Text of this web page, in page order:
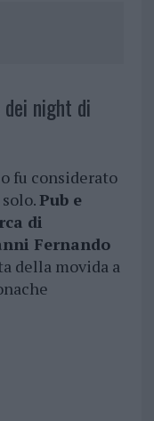
night di
fu considerato
Pub e
di
Fernando
della movida a